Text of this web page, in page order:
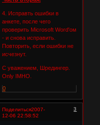
4. Исправть ошибки в
анкете, после чего
проверить Microsoft Word'ом
- и снова исправить.
Повторить, если ошибки не
исчезнут.
С уважением, Шредингер.
Only IMHO.
0
Поделиться 3
2007-
12-06 22:58:52